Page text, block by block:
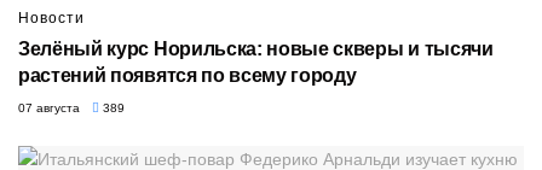
Новости
Зелёный курс Норильска: новые скверы и тысячи
растений появятся по всему городу
07 августа 389